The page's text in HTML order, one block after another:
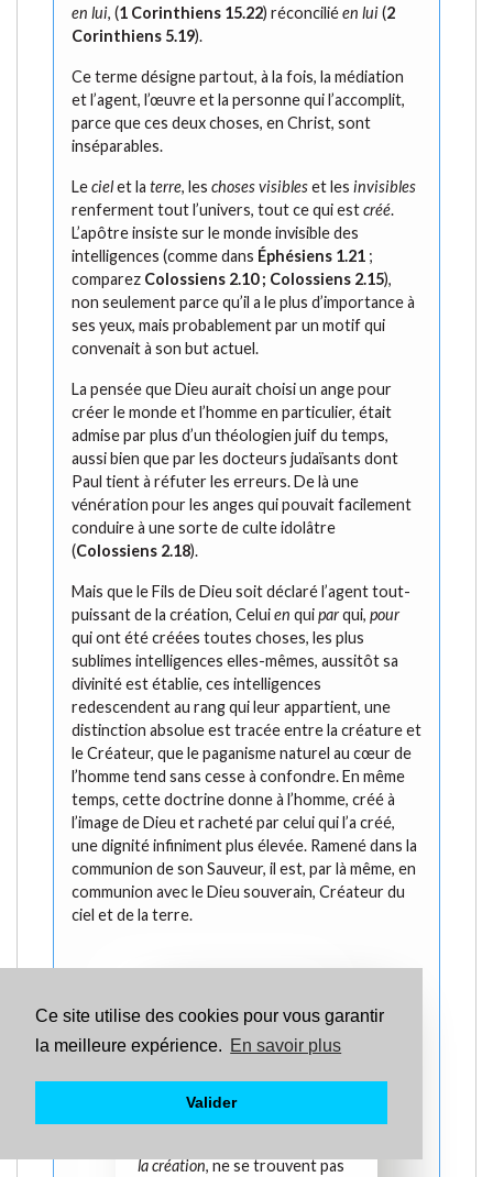
Ce site utilise des cookies pour vous garantir
la meilleure expérience. En savoir plus
Valider
en lui, (1 Corinthiens 15.22) réconciliéen lui(2
Corinthiens 5.19).
Ce terme désigne partout, à la fois, la médiation
et l’agent, l’œuvre et la personne qui l’accomplit,
parce que ces deux choses, en Christ, sont
inséparables.
Lecielet la terre, les choses visibleset les invisibles
renferment tout l’univers, tout ce qui estcréé.
L’apôtre insiste sur le monde invisible des
intelligences (comme dans Éphésiens 1.21 ;
comparez Colossiens 2.10 ; Colossiens 2.15),
non seulement parce qu’il a le plus d’importance à
ses yeux, mais probablement par un motif qui
convenait à son but actuel.
La pensée que Dieu aurait choisi un ange pour
créer le monde et l’homme en particulier, était
admise par plus d’un théologien juif du temps,
aussi bien que par les docteurs judaïsants dont
Paul tient à réfuter les erreurs. De là une
vénération pour les anges qui pouvait facilement
conduire à une sorte de culte idolâtre
(Colossiens 2.18).
Mais que le Fils de Dieu soit déclaré l’agent tout-
puissant de la création, Celuien quiparqui, pour
qui ont été créées toutes choses, les plus
sublimes intelligences elles-mêmes, aussitôt sa
divinité est établie, ces intelligences
redescendent au rang qui leur appartient, une
distinction absolue est tracée entre la créature et
le Créateur, que le paganisme naturel au cœur de
l’homme tend sans cesse à confondre. En même
temps, cette doctrine donne à l’homme, créé à
l’image de Dieu et racheté par celui qui l’a créé,
une dignité infiniment plus élevée. Ramené dans la
communion de son Sauveur, il est, par là même, en
communion avec le Dieu souverain, Créateur du
ciel et de la terre.
d’expressions, il existe ainsi,
quant à la chose même, la plus
christologie de Jean et celle de
la création, ne se trouvent pas